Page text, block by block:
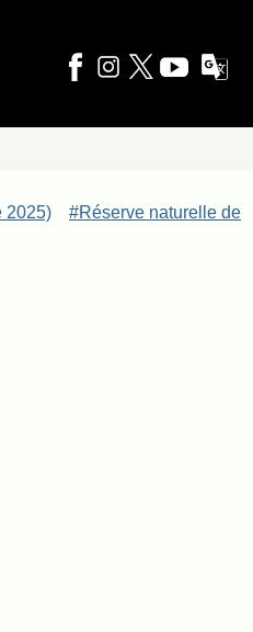
2025)
#Réserve naturelle de